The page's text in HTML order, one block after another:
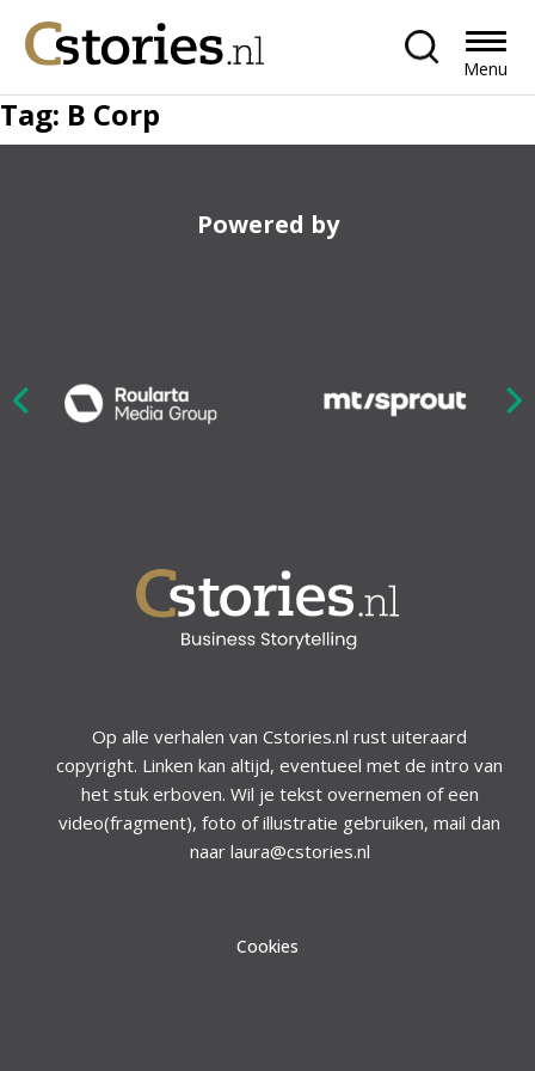
Menu
Tag: B Corp
Powered by
Op alle verhalen van Cstories.nl rust uiteraard
copyright. Linken kan altijd, eventueel met de intro van
het stuk erboven. Wil je tekst overnemen of een
video(fragment), foto of illustratie gebruiken, mail dan
naar laura@cstories.nl
Cookies